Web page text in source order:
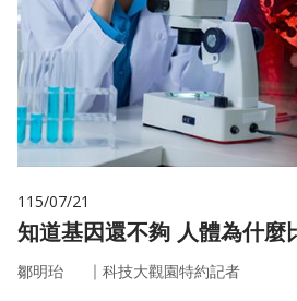
115/07/21
知道基因還不夠
鄒明珆 ｜ 科技大觀園特約記者